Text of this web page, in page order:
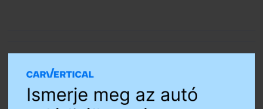
Toto ismét lecsapott az M1-esen
Döbbenetes manőver az M3-ason